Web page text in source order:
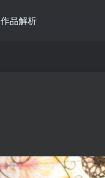
作品解析